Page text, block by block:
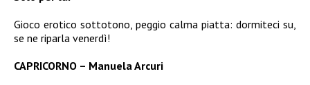
Gioco erotico sottotono, peggio calma piatta: dormiteci su,
se ne riparla venerdì!
CAPRICORNO – Manuela Arcuri